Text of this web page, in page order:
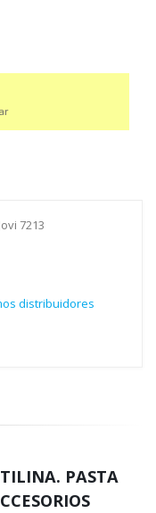
7213
distribuidores
PASTA